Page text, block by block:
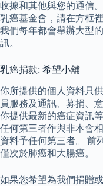
收據和其他與您的通信
乳癌基金會，請在方框
我們每年都會舉辦大型
訊。
乳癌捐款: 希望小舖
你所提供的個人資料只
員服務及通訊、募捐、
你提供最新的癌症資訊
任何第三者作與非本會
資料予任何第三者。 前
僅次於肺癌和大腸癌。
如果您希望為我們捐贈